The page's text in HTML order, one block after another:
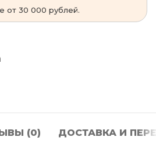
от 30 000 рублей.
(0) ДОСТАВКА И